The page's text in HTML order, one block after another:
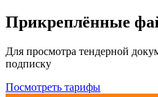
Прикреплённые
Для просмотра тендерной
подписку
Посмотреть тарифы